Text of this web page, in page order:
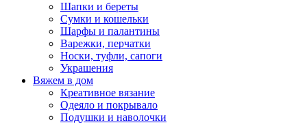
Шапки и береты
Сумки и кошельки
Шарфы и палантины
Варежки, перчатки
Носки, туфли, сапоги
Украшения
Вяжем в дом
Креативное вязание
Одеяло и покрывало
Подушки и наволочки